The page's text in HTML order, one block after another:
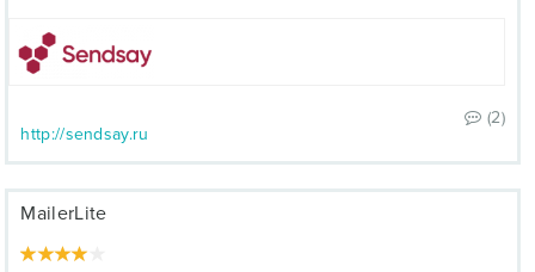
(2)
http://sendsay.ru
MailerLite